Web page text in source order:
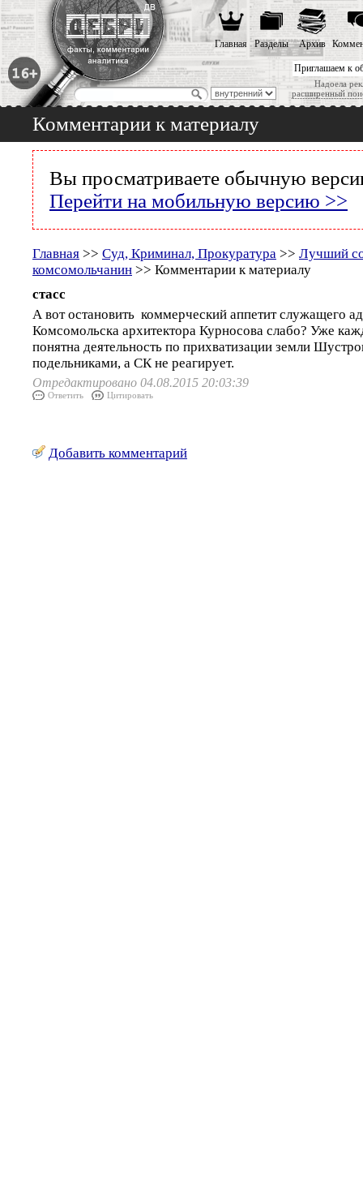
Приглашаем к
Надоела
расширенный
Главная Разделы Архив
Комментарии к материалу
Вы просматриваете обычную
Перейти на мобильную версию >>
Главная >> Суд, Криминал, Прокуратура >> Лучший
комсомольчанин >> Комментарии к материалу
стасс
А вот остановить коммерческий аппетит служащего
Комсомольска архитектора Курносова слабо? Уже
понятна деятельность по прихватизации земли
подельниками, а СК не реагирует.
Отредактировано 04.08.2015 20:03:39
Ответить Цитировать
Добавить комментарий